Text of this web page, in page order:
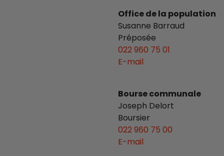
Office de la population
Susanne Barraud
Préposée
022 960 75 01
E-mail
Bourse communale
Joseph Delort
Boursier
022 960 75 00
E-mail